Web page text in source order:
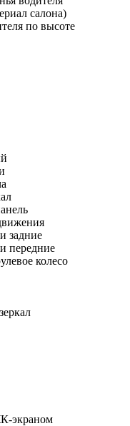
салона)
по высоте
задние
передние
колесо
экраном